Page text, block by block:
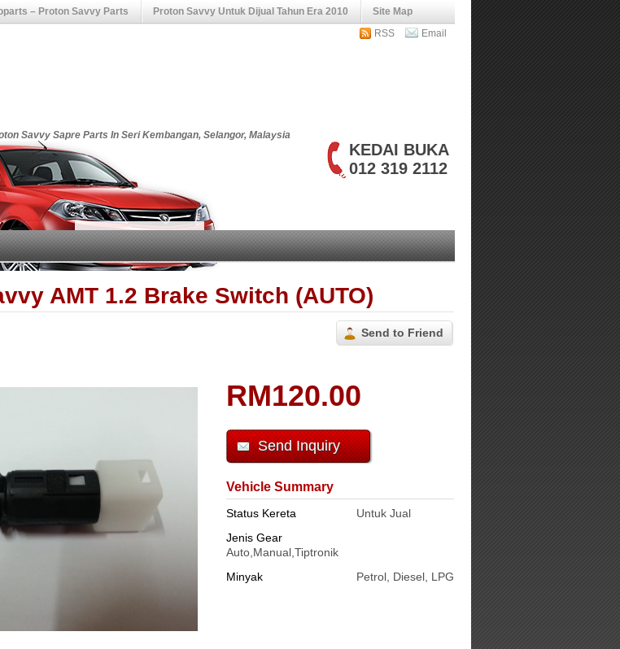
– Proton Savvy Parts Proton Savvy Untuk Dijual Tahun Era 2010
Site Map
RSS
Email
Savvy Sapre Parts In Seri Kembangan, Selangor, Malaysia
KEDAI BUKA
012 319 2112
AMT 1.2 Brake Switch (AUTO)
Send to Friend
RM120.00
Send Inquiry
Vehicle Summary
Status Kereta
Untuk Jual
Jenis Gear
Auto,Manual,Tiptronik
Minyak
Petrol, Diesel, LPG